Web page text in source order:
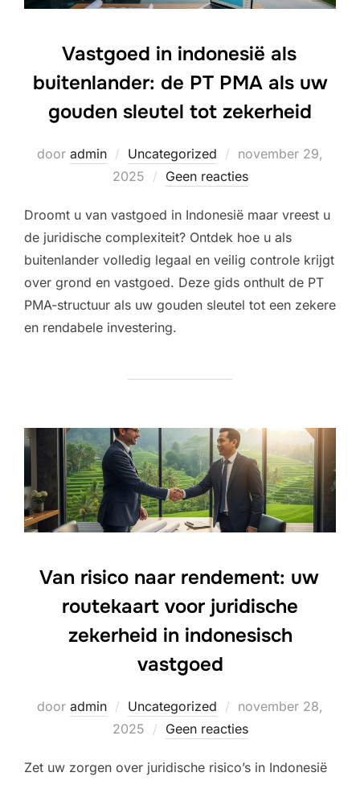
Vastgoed in indonesië als
buitenlander: de PT PMA als uw
gouden sleutel tot zekerheid
door admin Uncategorized
Geplaatst
op
november 29,
2025
Geen reacties
Droomt u van vastgoed in Indonesië maar vreest u
de juridische complexiteit? Ontdek hoe u als
buitenlander volledig legaal en veilig controle krijgt
over grond en vastgoed. Deze gids onthult de PT
PMA-structuur als uw gouden sleutel tot een zekere
en rendabele investering.
Van risico naar rendement: uw
routekaart voor juridische
zekerheid in indonesisch
vastgoed
door admin Uncategorized
Geplaatst
op
november 28,
2025
Geen reacties
Zet uw zorgen over juridische risico’s in Indonesië